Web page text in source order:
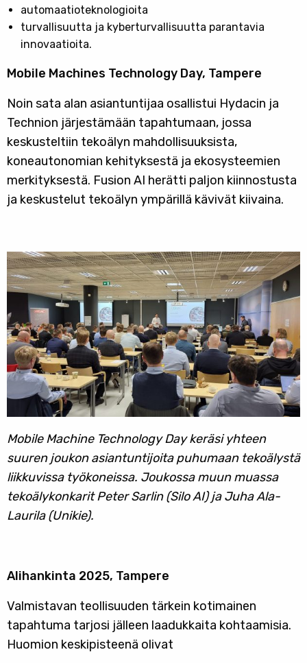
automaatioteknologioita
turvallisuutta ja kyberturvallisuutta parantavia
innovaatioita.
Mobile Machines Technology Day, Tampere
Noin sata alan asiantuntijaa osallistui Hydacin ja
Technion järjestämään tapahtumaan, jossa
keskusteltiin tekoälyn mahdollisuuksista,
koneautonomian kehityksestä ja ekosysteemien
merkityksestä. Fusion AI herätti paljon kiinnostusta
ja keskustelut tekoälyn ympärillä kävivät kiivaina.
Mobile Machine Technology Day keräsi yhteen
suuren joukon asiantuntijoita puhumaan tekoälystä
liikkuvissa työkoneissa. Joukossa muun muassa
tekoälykonkarit Peter Sarlin (Silo AI) ja Juha Ala-
Laurila (Unikie).
Alihankinta 2025, Tampere
Valmistavan teollisuuden tärkein kotimainen
tapahtuma tarjosi jälleen laadukkaita kohtaamisia.
Huomion keskipisteenä olivat